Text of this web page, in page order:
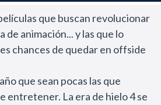
que buscan revolucionar
de animación... y las que lo
chances de quedar en offside
que sean pocas las que
entretener. La era de hielo 4 se